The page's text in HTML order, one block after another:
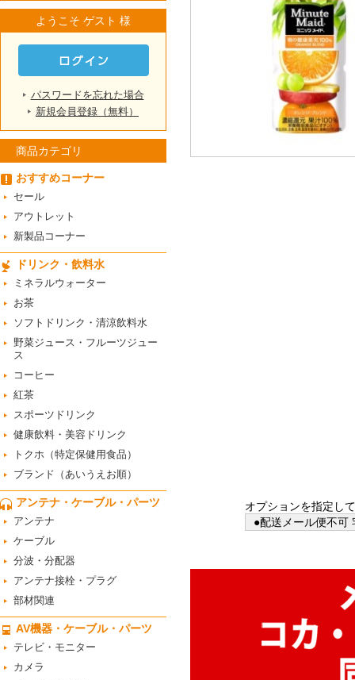
ようこそ ゲスト 様
パスワードを忘れた場合
新規会員登録（無料）
商品カテゴリ
おすすめコーナー
セール
アウトレット
新製品コーナー
ドリンク・飲料水
ミネラルウォーター
お茶
ソフトドリンク・清涼飲料水
野菜ジュース・フルーツジュー
ス
コーヒー
紅茶
スポーツドリンク
健康飲料・美容ドリンク
トクホ（特定保健用食品）
ブランド（あいうえお順）
アンテナ・ケーブル・パーツ
アンテナ
ケーブル
分波・分配器
アンテナ接栓・プラグ
部材関連
AV機器・ケーブル・パーツ
テレビ・モニター
カメラ
オプションを指定し
●配送メール便不可